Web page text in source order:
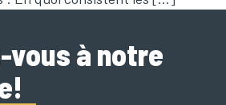
vous à notre